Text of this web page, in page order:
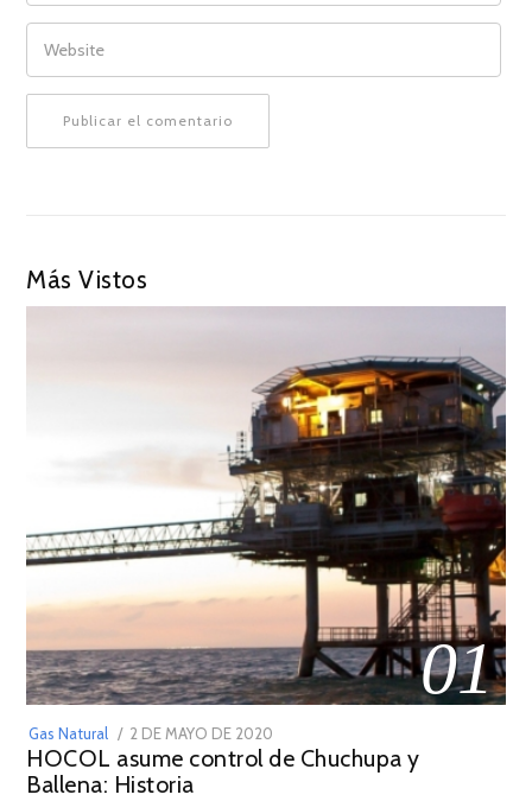
WEBSITE
Más Vistos
01
Gas Natural
POSTED
ON
2 DE MAYO DE 2020
DE
HOCOL asume control de Chuchupa y
Ballena: Historia